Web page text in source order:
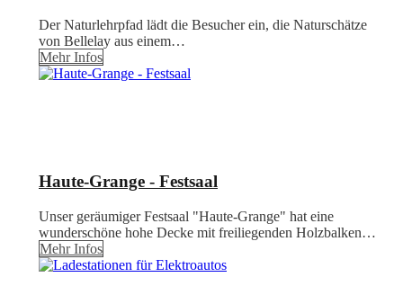
Der Naturlehrpfad lädt die Besucher ein, die Naturschätze
von Bellelay aus einem…
Mehr Infos
Haute-Grange - Festsaal
Unser geräumiger Festsaal "Haute-Grange" hat eine
wunderschöne hohe Decke mit freiliegenden Holzbalken…
Mehr Infos